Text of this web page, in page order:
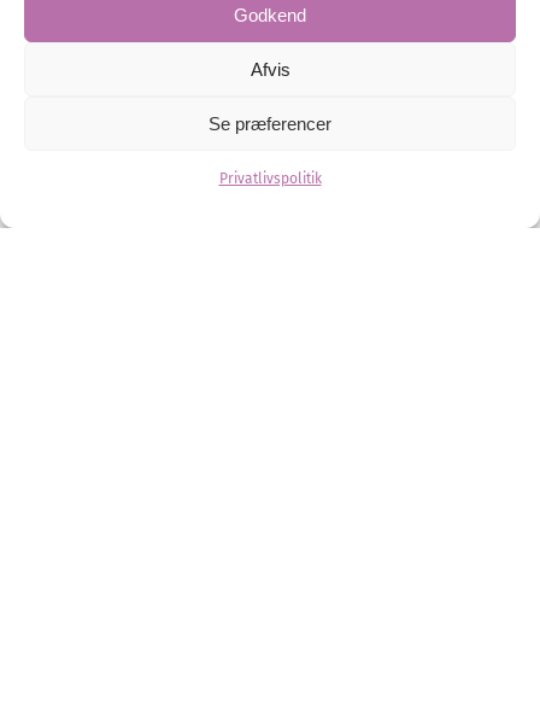
Godkend
Afvis
Se præferencer
Privatlivspolitik
Lykke Brudekjoler